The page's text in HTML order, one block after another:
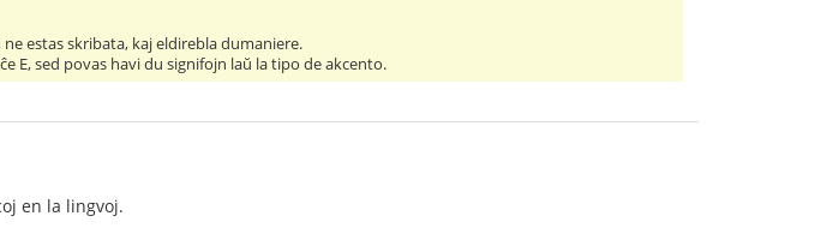
estas skribata, kaj eldirebla dumaniere.
E, sed povas havi du signifojn laŭ la tipo de akcento.
en la lingvoj.